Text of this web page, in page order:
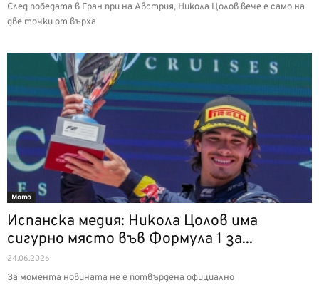
След победата в Гран при на Австрия, Никола Цолов вече е само на
две точки от върха
Мото
Испанска медия: Никола Цолов има
сигурно място във Формула 1 за...
24.06.2026
За момента новината не е потвърдена официално